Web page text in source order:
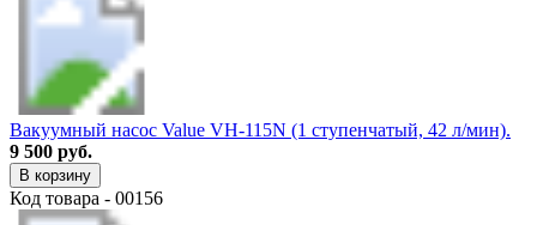
Вакуумный насос Value VH-115N (1 ступенчатый, 42 л/мин).
9 500 руб.
В корзину
Код товара - 00156